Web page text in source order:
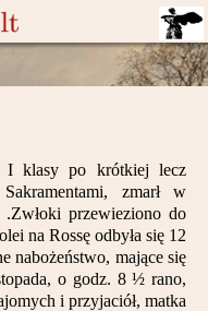
I klasy po krótkiej lecz
zmarł w
przewieziono do
na Rossę odbyła się 12
nabożeństwo, mające się
o godz. 8 ½ rano,
i przyjaciół, matka